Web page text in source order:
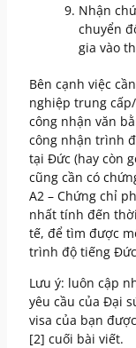
Nhận
chuyển
gia vào
Bên cạnh việc
nghiệp trung
công nhận văn
công nhận trình
tại Đức (hay còn
cũng cần có
A2 – Chứng chỉ
nhất tính đến
tế, để tìm được
trình độ tiếng
Lưu ý: luôn cập
yêu cầu của Đại
visa của bạn
[2] cuối bài viết.